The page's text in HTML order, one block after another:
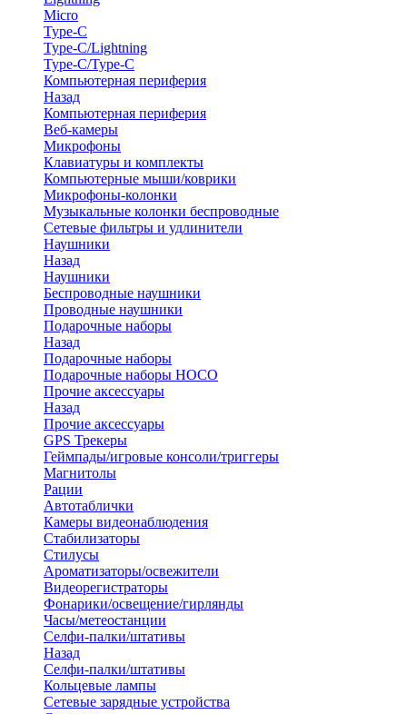
Micro
Type-C
Type-C/Lightning
Type-C/Type-C
Компьютерная периферия
Назад
Компьютерная периферия
Веб-камеры
Микрофоны
Клавиатуры и комплекты
Компьютерные мыши/коврики
Микрофоны-колонки
Музыкальные колонки беспроводные
Сетевые фильтры и удлинители
Наушники
Назад
Наушники
Беспроводные наушники
Проводные наушники
Подарочные наборы
Назад
Подарочные наборы
Подарочные наборы HOCO
Прочие аксессуары
Назад
Прочие аксессуары
GPS Трекеры
Геймпады/игровые консоли/триггеры
Магнитолы
Рации
Автотаблички
Камеры видеонаблюдения
Стабилизаторы
Стилусы
Ароматизаторы/освежители
Видеорегистраторы
Фонарики/освещение/гирлянды
Часы/метеостанции
Селфи-палки/штативы
Назад
Селфи-палки/штативы
Кольцевые лампы
Сетевые зарядные устройства